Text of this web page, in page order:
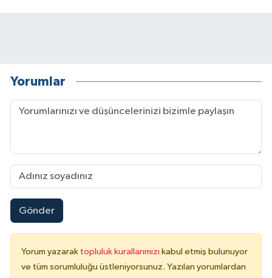
Yorumlar
Gönder
Yorum yazarak topluluk kurallarımızı kabul etmiş bulunuyor
ve tüm sorumluluğu üstleniyorsunuz. Yazılan yorumlardan